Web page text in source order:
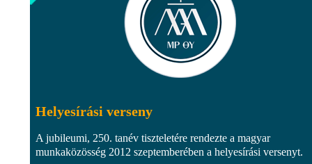
Helyesírási verseny
A jubileumi, 250. tanév tiszteletére rendezte a magyar
munkaközösség 2012 szeptemberében a helyesírási versenyt.